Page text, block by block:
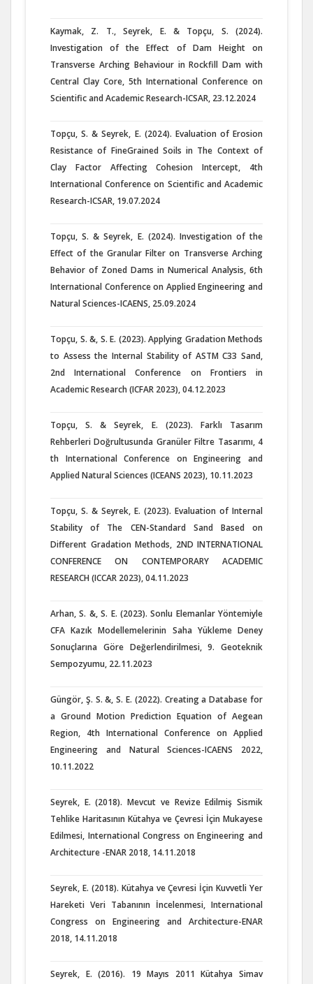
Kaymak, Z. T., Seyrek, E. & Topçu, S. (2024).
Investigation of the Effect of Dam Height on
Transverse Arching Behaviour in Rockfill Dam with
Central Clay Core, 5th International Conference on
Scientific and Academic Research-ICSAR, 23.12.2024
Topçu, S. & Seyrek, E. (2024). Evaluation of Erosion
Resistance of FineGrained Soils in The Context of
Clay Factor Affecting Cohesion Intercept, 4th
International Conference on Scientific and Academic
Research-ICSAR, 19.07.2024
Topçu, S. & Seyrek, E. (2024). Investigation of the
Effect of the Granular Filter on Transverse Arching
Behavior of Zoned Dams in Numerical Analysis, 6th
International Conference on Applied Engineering and
Natural Sciences-ICAENS, 25.09.2024
Topçu, S. &, S. E. (2023). Applying Gradation Methods
to Assess the Internal Stability of ASTM C33 Sand,
2nd International Conference on Frontiers in
Academic Research (ICFAR 2023), 04.12.2023
Topçu, S. & Seyrek, E. (2023). Farklı Tasarım
Rehberleri Doğrultusunda Granüler Filtre Tasarımı, 4
th International Conference on Engineering and
Applied Natural Sciences (ICEANS 2023), 10.11.2023
Topçu, S. & Seyrek, E. (2023). Evaluation of Internal
Stability of The CEN-Standard Sand Based on
Different Gradation Methods, 2ND INTERNATIONAL
CONFERENCE ON CONTEMPORARY ACADEMIC
RESEARCH (ICCAR 2023), 04.11.2023
Arhan, S. &, S. E. (2023). Sonlu Elemanlar Yöntemiyle
CFA Kazık Modellemelerinin Saha Yükleme Deney
Sonuçlarına Göre Değerlendirilmesi, 9. Geoteknik
Sempozyumu, 22.11.2023
Güngör, Ş. S. &, S. E. (2022). Creating a Database for
a Ground Motion Prediction Equation of Aegean
Region, 4th International Conference on Applied
Engineering and Natural Sciences-ICAENS 2022,
10.11.2022
Seyrek, E. (2018). Mevcut ve Revize Edilmiş Sismik
Tehlike Haritasının Kütahya ve Çevresi İçin Mukayese
Edilmesi, International Congress on Engineering and
Architecture -ENAR 2018, 14.11.2018
Seyrek, E. (2018). Kütahya ve Çevresi İçin Kuvvetli Yer
Hareketi Veri Tabanının İncelenmesi, International
Congress on Engineering and Architecture-ENAR
2018, 14.11.2018
Seyrek, E. (2016). 19 Mayıs 2011 Kütahya Simav